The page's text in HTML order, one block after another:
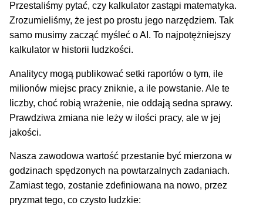
Przestaliśmy pytać, czy kalkulator zastąpi matematyka.
Zrozumieliśmy, że jest po prostu jego narzędziem. Tak
samo musimy zacząć myśleć o AI. To najpotężniejszy
kalkulator w historii ludzkości.
Analitycy mogą publikować setki raportów o tym, ile
milionów miejsc pracy zniknie, a ile powstanie. Ale te
liczby, choć robią wrażenie, nie oddają sedna sprawy.
Prawdziwa zmiana nie leży w ilości pracy, ale w jej
jakości.
Nasza zawodowa wartość przestanie być mierzona w
godzinach spędzonych na powtarzalnych zadaniach.
Zamiast tego, zostanie zdefiniowana na nowo, przez
pryzmat tego, co czysto ludzkie: